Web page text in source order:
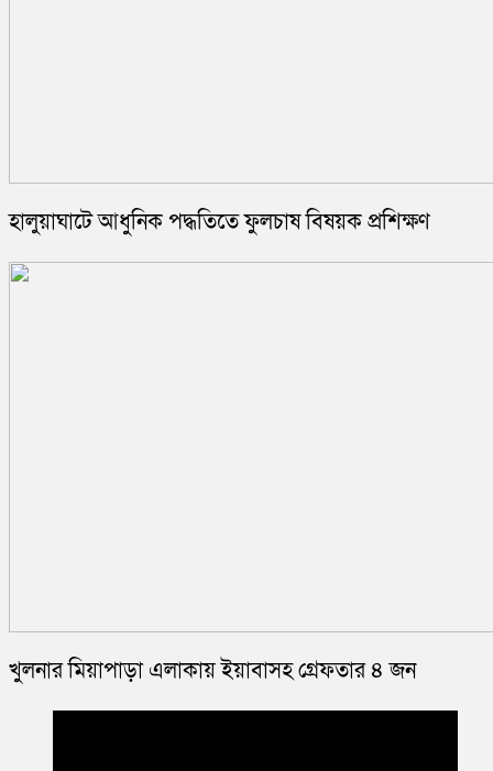
হালুয়াঘাটে আধুনিক পদ্ধতিতে ফুলচাষ বিষয়ক প্রশিক্ষণ
খুলনার মিয়াপাড়া এলাকায় ইয়াবাসহ গ্রেফতার ৪ জন